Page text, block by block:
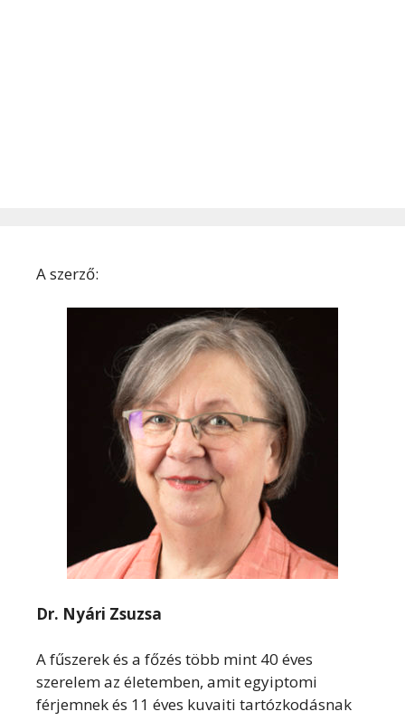
A szerző:
Dr. Nyári Zsuzsa
A fűszerek és a főzés több mint 40 éves
szerelem az életemben, amit egyiptomi
férjemnek és 11 éves kuvaiti tartózkodásnak